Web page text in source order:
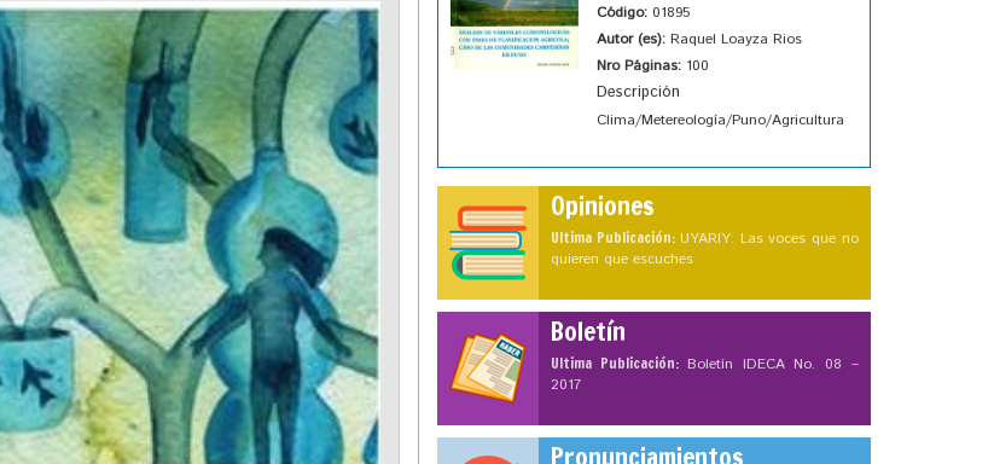
Código: 01895
Autor (es): Raquel Loayza Rios
Nro Páginas: 100
Descripción
Clima/Metereología/Puno/Agricultura
Opiniones
Ultima Publicación: UYARIY: Las voces que no
quieren que escuches
Boletín
Ultima Publicación: Boletín IDECA No. 08 –
2017
Pronunciamientos